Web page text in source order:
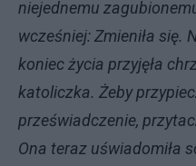
niejednemu
wcześniej: Zmieniła się.
koniec życia przyjęła
katoliczka. Żeby
przeświadczenie,
Ona teraz uświadomiła